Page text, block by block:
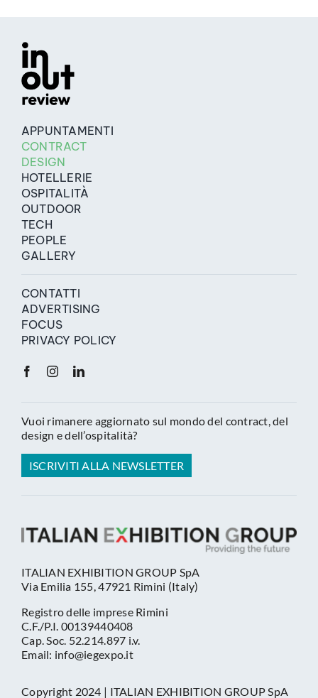
APPUNTAMENTI
CONTRACT
DESIGN
HOTELLERIE
OSPITALITÀ
OUTDOOR
TECH
PEOPLE
GALLERY
CONTATTI
ADVERTISING
FOCUS
PRIVACY POLICY
Vuoi rimanere aggiornato sul mondo del contract, del
design e dell’ospitalità?
ISCRIVITI ALLA NEWSLETTER
ITALIAN EXHIBITION GROUP SpA
Via Emilia 155, 47921 Rimini (Italy)
Registro delle imprese Rimini
C.F./P.I. 00139440408
Cap. Soc. 52.214.897 i.v.
Email: info@iegexpo.it
Copyright 2024 | ITALIAN EXHIBITION GROUP SpA